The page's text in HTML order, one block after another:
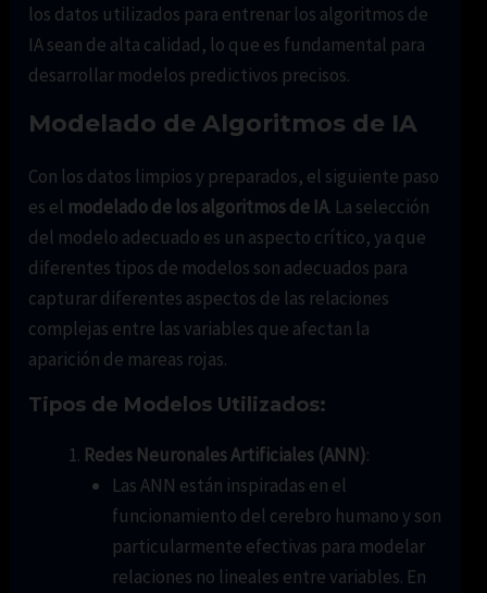
los datos utilizados para entrenar los algoritmos de
IA sean de alta calidad, lo que es fundamental para
desarrollar modelos predictivos precisos.
Modelado de Algoritmos de IA
Con los datos limpios y preparados, el siguiente paso
es el modelado de los algoritmos de IA. La selección
del modelo adecuado es un aspecto crítico, ya que
diferentes tipos de modelos son adecuados para
capturar diferentes aspectos de las relaciones
complejas entre las variables que afectan la
aparición de mareas rojas.
Tipos de Modelos Utilizados:
Redes Neuronales Artificiales (ANN):
Las ANN están inspiradas en el
funcionamiento del cerebro humano y son
particularmente efectivas para modelar
relaciones no lineales entre variables. En